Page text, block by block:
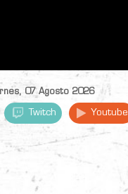
07 Agosto 2026
Twitch Youtube